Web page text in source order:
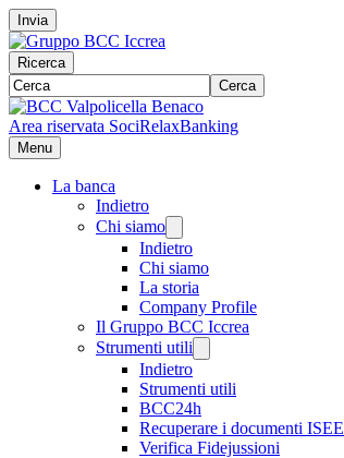
Invia
Ricerca
Cerca
Area riservata SociRelaxBanking
Menu
La banca
Indietro
Chi siamo
Indietro
Chi siamo
La storia
Company Profile
Il Gruppo BCC Iccrea
Strumenti utili
Indietro
Strumenti utili
BCC24h
Recuperare i documenti ISEE
Verifica Fidejussioni